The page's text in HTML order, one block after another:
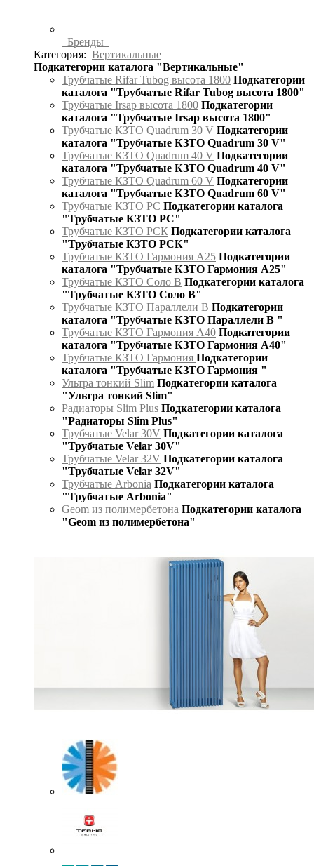
Бренды
Категория: Вертикальные
Подкатегории каталога "Вертикальные"
Трубчатые Rifar Tubog высота 1800 Подкатегории
каталога "Трубчатые Rifar Tubog высота 1800"
Трубчатые Irsap высота 1800 Подкатегории
каталога "Трубчатые Irsap высота 1800"
Трубчатые КЗТО Quadrum 30 V Подкатегории
каталога "Трубчатые КЗТО Quadrum 30 V"
Трубчатые КЗТО Quadrum 40 V Подкатегории
каталога "Трубчатые КЗТО Quadrum 40 V"
Трубчатые КЗТО Quadrum 60 V Подкатегории
каталога "Трубчатые КЗТО Quadrum 60 V"
Трубчатые КЗТО РС Подкатегории каталога
"Трубчатые КЗТО РС"
Трубчатые КЗТО РСК Подкатегории каталога
"Трубчатые КЗТО РСК"
Трубчатые КЗТО Гармония А25 Подкатегории
каталога "Трубчатые КЗТО Гармония А25"
Трубчатые КЗТО Соло В Подкатегории каталога
"Трубчатые КЗТО Соло В"
Трубчатые КЗТО Параллели В Подкатегории
каталога "Трубчатые КЗТО Параллели В "
Трубчатые КЗТО Гармония А40 Подкатегории
каталога "Трубчатые КЗТО Гармония А40"
Трубчатые КЗТО Гармония Подкатегории
каталога "Трубчатые КЗТО Гармония "
Ультра тонкий Slim Подкатегории каталога
"Ультра тонкий Slim"
Радиаторы Slim Plus Подкатегории каталога
"Радиаторы Slim Plus"
Трубчатые Velar 30V Подкатегории каталога
"Трубчатые Velar 30V"
Трубчатые Velar 32V Подкатегории каталога
"Трубчатые Velar 32V"
Трубчатые Arbonia Подкатегории каталога
"Трубчатые Arbonia"
Geom из полимербетона Подкатегории каталога
"Geom из полимербетона"